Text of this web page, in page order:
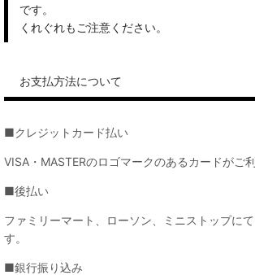
です。
くれぐれもご注意ください。
お支払方法について
■クレジットカード払い
VISA・MASTERのロゴマークのあるカードがご
■後払い
ファミリーマート、ローソン、ミニストップに
す。
■銀行振り込み